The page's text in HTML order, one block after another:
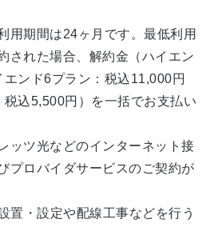
用期間は24ヶ月です。最低利用
された場合、解約金（ハイエン
エンド6プラン：税込11,000円
税込5,500円）を一括でお支払い
ッツ光などのインターネット接
プロバイダサービスのご契約が
置・設定や配線工事などを行う